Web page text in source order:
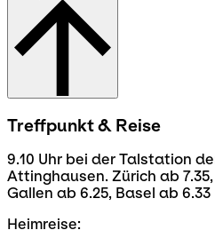
Treffpunkt & Reise
9.10 Uhr bei der Talstation
Attinghausen. Zürich ab
Gallen ab 6.25, Basel ab 6.33
Heimreise: